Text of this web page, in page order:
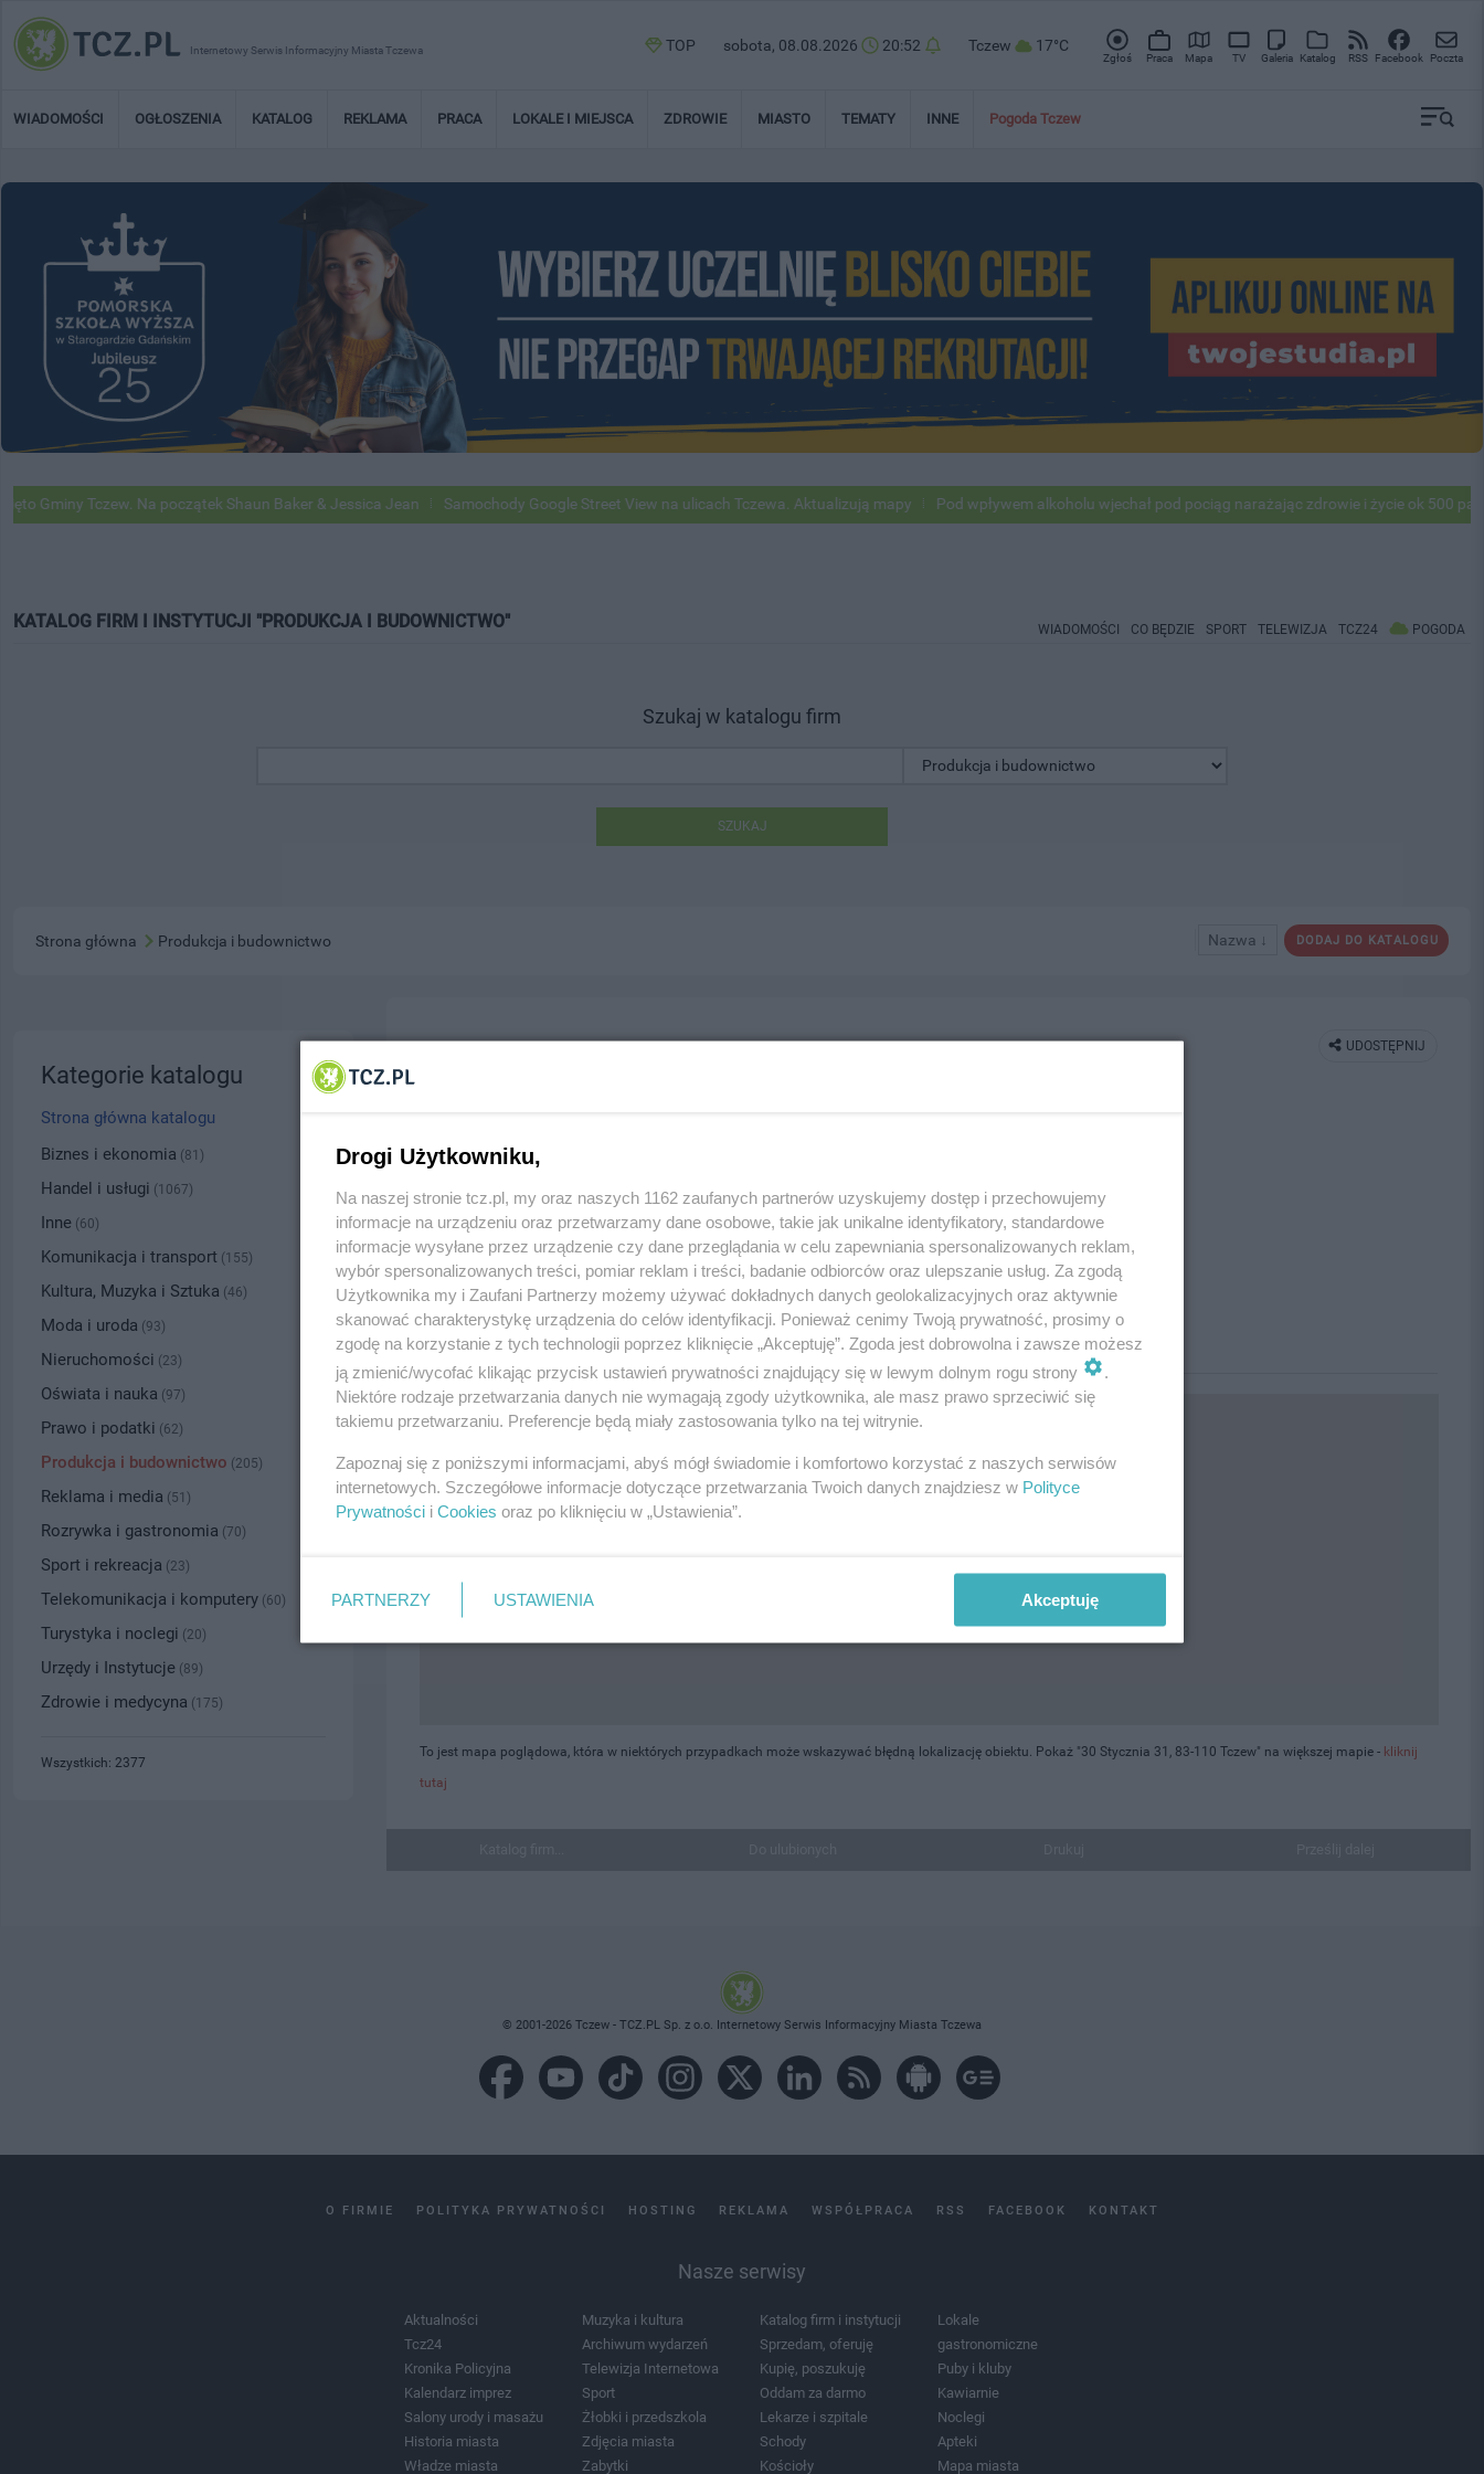
Internetowy Serwis Informacyjny Miasta Tczewa TOP sobota, 08.08.2026 20:52 Tczew 17°C
Zgłoś Praca Mapa TV Galeria Katalog RSS Facebook Poczta
WIADOMOŚCI OGŁOSZENIA KATALOG REKLAMA PRACA LOKALE I MIEJSCA ZDROWIE MIASTO TEMATY INNE Pogoda Tczew
Gminy Tczew. Na początek Shaun Baker & Jessica Jean Samochody Google Street View na ulicach Tczewa. Aktualizują mapy Pod wpływem alkoholu wjechał pod pociąg narażając zdrowie i życie ok 500
KATALOG FIRM I INSTYTUCJI "PRODUKCJA I BUDOWNICTWO" WIADOMOŚCI CO BĘDZIE SPORT TELEWIZJA TCZ24 POGODA
Szukaj w katalogu firm
SZUKAJ
DODAJ DO KATALOGU
Nazwa ↓
Strona główna Produkcja i budownictwo
UDOSTĘPNIJ
5302570
Kategoria: Produkcja i budownictwo
Numer wpisu 1039, wyświetleń: 1498
PRZYBLIŻONA LOKALIZACJA NA MAPIE
To jest mapa poglądowa, która w niektórych przypadkach może wskazywać błędną lokalizację obiektu. Pokaż "30 Stycznia 31, 83-110 Tczew" na większej mapie - kliknij
tutaj
Kategorie katalogu
Strona główna katalogu
Biznes i ekonomia (81)
Handel i usługi (1067)
Inne (60)
Komunikacja i transport (155)
Kultura, Muzyka i Sztuka (46)
Moda i uroda (93)
Nieruchomości (23)
Oświata i nauka (97)
Prawo i podatki (62)
Produkcja i budownictwo (205)
Reklama i media (51)
Rozrywka i gastronomia (70)
Sport i rekreacja (23)
Telekomunikacja i komputery (60)
Turystyka i noclegi (20)
Urzędy i Instytucje (89)
Zdrowie i medycyna (175)
Wszystkich: 2377
© 2001-2026 Tczew - TCZ.PL Sp. z o.o. Internetowy Serwis Informacyjny Miasta Tczewa
O FIRMIE POLITYKA PRYWATNOŚCI HOSTING REKLAMA WSPÓŁPRACA RSS FACEBOOK KONTAKT
Nasze serwisy
Aktualności
Tcz24
Kronika Policyjna
Kalendarz imprez
Salony urody i masażu
Historia miasta
Władze miasta
Muzyka i kultura
Archiwum wydarzeń
Telewizja Internetowa
Sport
Żłobki i przedszkola
Zdjęcia miasta
Zabytki
Katalog firm i instytucji
Sprzedam, oferuję
Kupię, poszukuję
Oddam za darmo
Lekarze i szpitale
Schody
Kościoły
Lokale
gastronomiczne
Puby i kluby
Kawiarnie
Noclegi
Apteki
Mapa miasta
Drogi Użytkowniku,
Na naszej stronie tcz.pl, my oraz naszych 1162 zaufanych partnerów uzyskujemy dostęp i przechowujemy
informacje na urządzeniu oraz przetwarzamy dane osobowe, takie jak unikalne identyfikatory, standardowe
informacje wysyłane przez urządzenie czy dane przeglądania w celu zapewniania spersonalizowanych reklam,
wybór spersonalizowanych treści, pomiar reklam i treści, badanie odbiorców oraz ulepszanie usług. Za zgodą
Użytkownika my i Zaufani Partnerzy możemy używać dokładnych danych geolokalizacyjnych oraz aktywnie
skanować charakterystykę urządzenia do celów identyfikacji. Ponieważ cenimy Twoją prywatność, prosimy o
zgodę na korzystanie z tych technologii poprzez kliknięcie „Akceptuję”. Zgoda jest dobrowolna i zawsze możesz
ją zmienić/wycofać klikając przycisk ustawień prywatności znajdujący się w lewym dolnym rogu strony
.
Niektóre rodzaje przetwarzania danych nie wymagają zgody użytkownika, ale masz prawo sprzeciwić się
takiemu przetwarzaniu. Preferencje będą miały zastosowania tylko na tej witrynie.
Zapoznaj się z poniższymi informacjami, abyś mógł świadomie i komfortowo korzystać z naszych serwisów
internetowych. Szczegółowe informacje dotyczące przetwarzania Twoich danych znajdziesz w Polityce
Prywatności i Cookies oraz po kliknięciu w „Ustawienia”.
PARTNERZY USTAWIENIA Akceptuję